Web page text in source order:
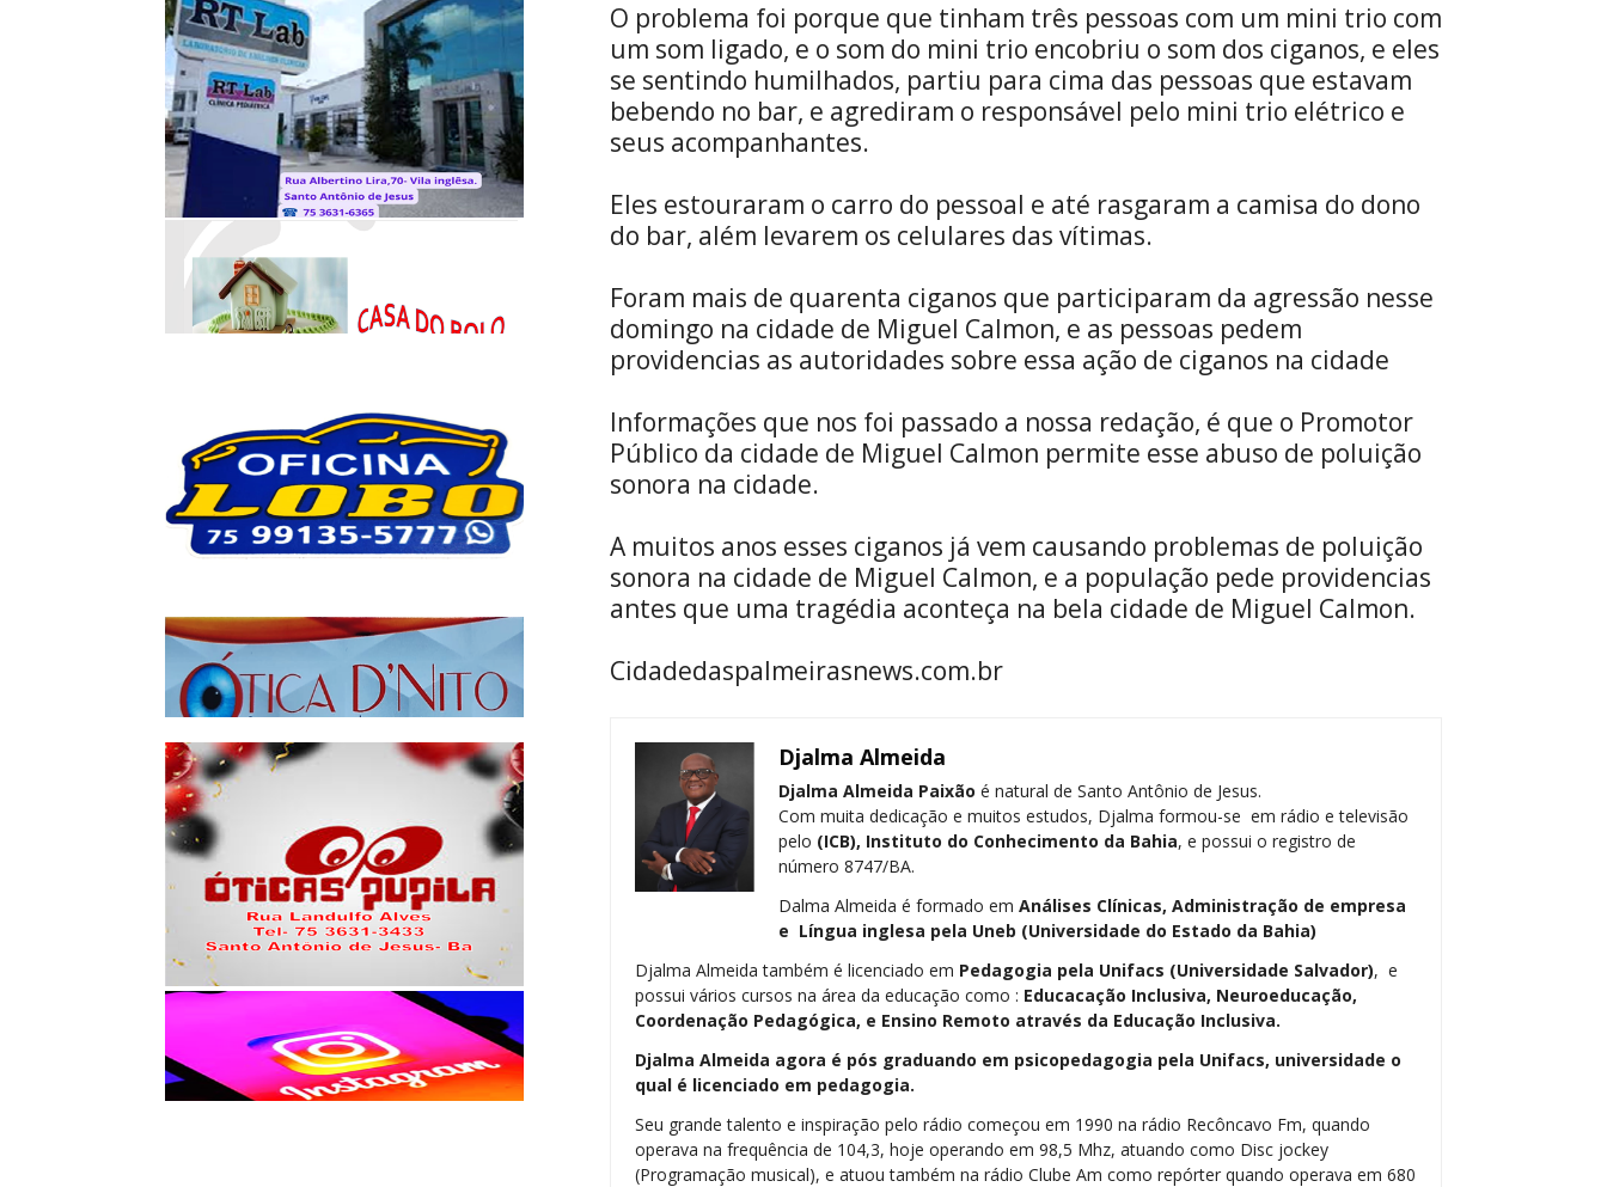
O problema foi porque que tinham três pessoas com um mini trio com
um som ligado, e o som do mini trio encobriu o som dos ciganos, e eles
se sentindo humilhados, partiu para cima das pessoas que estavam
bebendo no bar, e agrediram o responsável pelo mini trio elétrico e
seus acompanhantes.
Eles estouraram o carro do pessoal e até rasgaram a camisa do dono
do bar, além levarem os celulares das vítimas.
Foram mais de quarenta ciganos que participaram da agressão nesse
domingo na cidade de Miguel Calmon, e as pessoas pedem
providencias as autoridades sobre essa ação de ciganos na cidade
Informações que nos foi passado a nossa redação, é que o Promotor
Público da cidade de Miguel Calmon permite esse abuso de poluição
sonora na cidade.
A muitos anos esses ciganos já vem causando problemas de poluição
sonora na cidade de Miguel Calmon, e a população pede providencias
antes que uma tragédia aconteça na bela cidade de Miguel Calmon.
Cidadedaspalmeirasnews.com.br
Djalma Almeida
Djalma Almeida Paixão é natural de Santo Antônio de Jesus.
Com muita dedicação e muitos estudos, Djalma formou-se em rádio e televisão
pelo (ICB), Instituto do Conhecimento da Bahia, e possui o registro de
número 8747/BA.
Dalma Almeida é formado em Análises Clínicas, Administração de empresa
e Língua inglesa pela Uneb (Universidade do Estado da Bahia)
Djalma Almeida também é licenciado em Pedagogia pela Unifacs (Universidade Salvador), e
possui vários cursos na área da educação como : Educacação Inclusiva, Neuroeducação,
Coordenação Pedagógica, e Ensino Remoto através da Educação Inclusiva.
Djalma Almeida agora é pós graduando em psicopedagogia pela Unifacs, universidade o
qual é licenciado em pedagogia.
Seu grande talento e inspiração pelo rádio começou em 1990 na rádio Recôncavo Fm, quando
operava na frequência de 104,3, hoje operando em 98,5 Mhz, atuando como Disc jockey
(Programação musical), e atuou também na rádio Clube Am como repórter quando operava em 680